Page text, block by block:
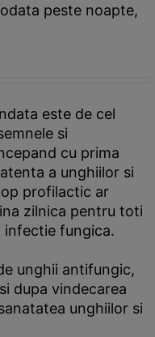
peste noapte,
este de cel
si
cu prima
a unghiilor si
profilactic ar
zilnica pentru toti
fungica.
unghii antifungic,
dupa vindecarea
unghiilor si